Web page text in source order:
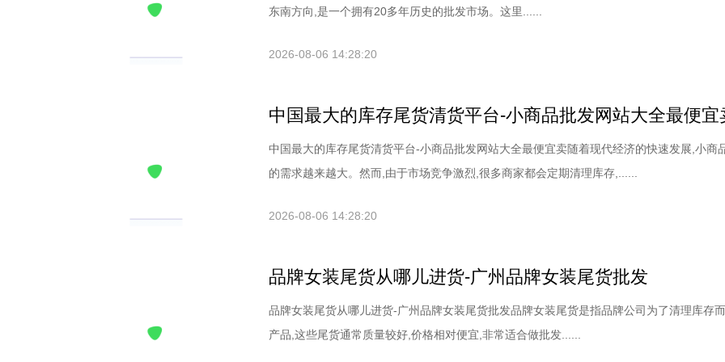
东南方向,是一个拥有20多年历史的批发市场。这里......
2026-08-06 14:28:20
中国最大的库存尾货清货平台-小商品批发网站大全最便宜
中国最大的库存尾货清货平台-小商品批发网站大全最便宜卖随着现代经济的快速发展,小商
的需求越来越大。然而,由于市场竞争激烈,很多商家都会定期清理库存,......
2026-08-06 14:28:20
品牌女装尾货从哪儿进货-广州品牌女装尾货批发
品牌女装尾货从哪儿进货-广州品牌女装尾货批发品牌女装尾货是指品牌公司为了清理库存
产品,这些尾货通常质量较好,价格相对便宜,非常适合做批发......